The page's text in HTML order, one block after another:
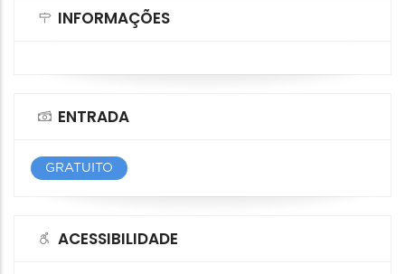
INFORMAÇÕES
ENTRADA
GRATUITO
ACESSIBILIDADE